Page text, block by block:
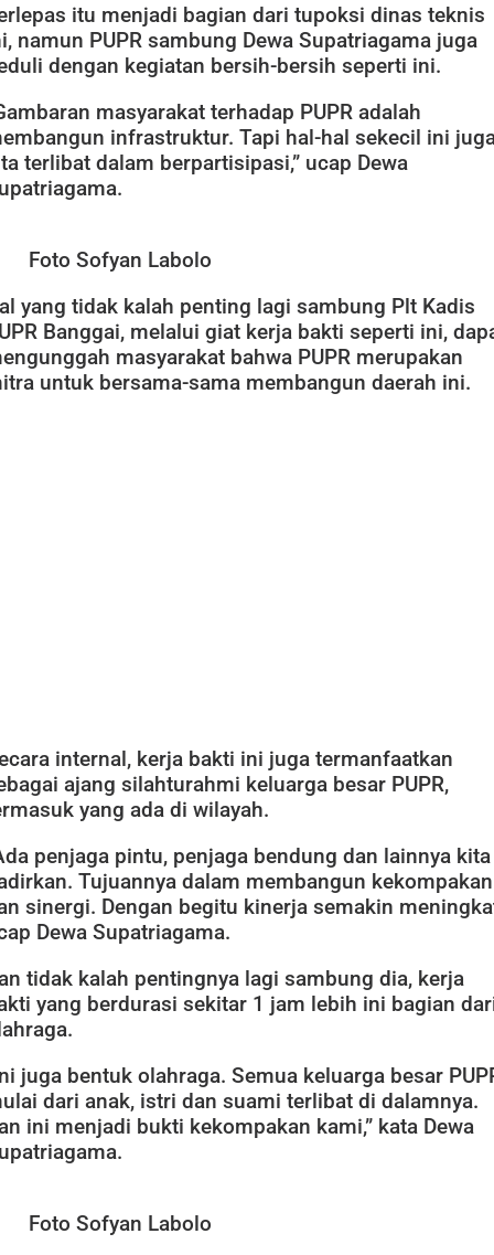
itu menjadi bagian dari tupoksi dinas teknis
namun PUPR sambung Dewa Supatriagama juga
dengan kegiatan bersih-bersih seperti ini.
masyarakat terhadap PUPR adalah
infrastruktur. Tapi hal-hal sekecil ini
terlibat dalam berpartisipasi,” ucap Dewa
Foto Sofyan Labolo
yang tidak kalah penting lagi sambung Plt Kadis
Banggai, melalui giat kerja bakti seperti ini,
masyarakat bahwa PUPR merupakan
untuk bersama-sama membangun daerah ini.
internal, kerja bakti ini juga termanfaatkan
ajang silahturahmi keluarga besar PUPR,
yang ada di wilayah.
penjaga pintu, penjaga bendung dan lainnya kita
Tujuannya dalam membangun kekompakan
sinergi. Dengan begitu kinerja semakin
Dewa Supatriagama.
tidak kalah pentingnya lagi sambung dia, kerja
yang berdurasi sekitar 1 jam lebih ini bagian
juga bentuk olahraga. Semua keluarga besar
dari anak, istri dan suami terlibat di dalamnya.
ini menjadi bukti kekompakan kami,” kata Dewa
Foto Sofyan Labolo